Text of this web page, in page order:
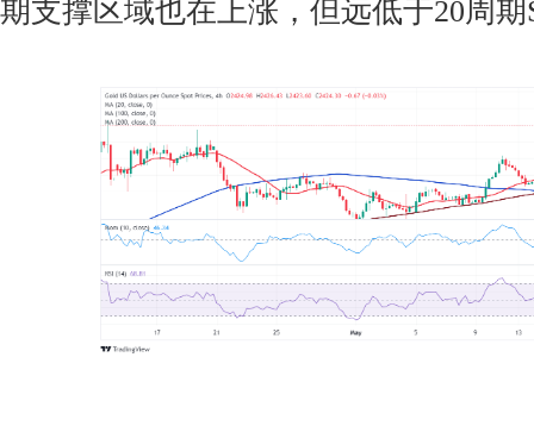
期支撑区域也在上涨，但远低于20周